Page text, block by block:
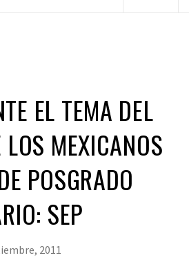
EL TEMA DEL
MEXICANOS
POSGRADO
SEP
2011